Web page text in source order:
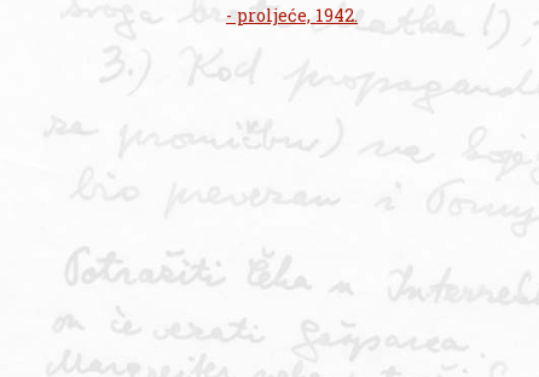
- proljeće, 1942.